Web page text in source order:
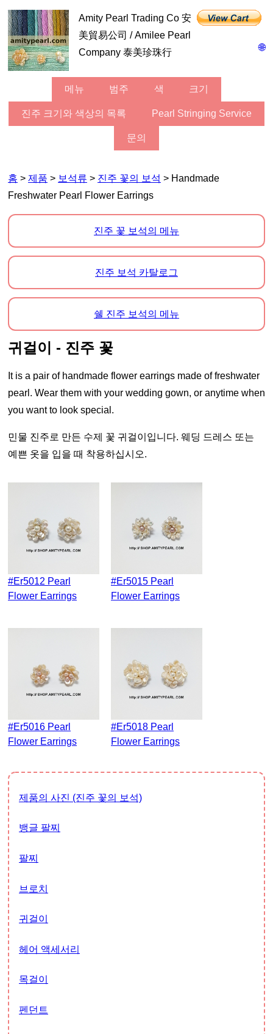
🌐
Amity Pearl Trading Co 安
美貿易公司 / Amilee Pearl
Company 泰美珍珠行
메뉴 범주 색 크기
진주 크기와 색상의 목록 Pearl Stringing Service
문의
홈 > 제품 > 보석류 > 진주 꽃의 보석 > Handmade
Freshwater Pearl Flower Earrings
진주 꽃 보석의 메뉴
진주 보석 카탈로그
쉘 진주 보석의 메뉴
귀걸이 - 진주 꽃
pearl. Wear them with your wedding gown, or anytime when
you want to look special.
민물 진주로 만든 수제 꽃 귀걸이입니다. 웨딩 드레스 또는
예쁜 옷을 입을 때 착용하십시오.
#er5012 Pearl
Flower Earrings
#er5015 Pearl
Flower Earrings
#er5016 Pearl
Flower Earrings
#er5018 Pearl
Flower Earrings
제품의 사진 (진주 꽃의 보석)
뱅글 팔찌
팔찌
브로치
귀걸이
헤어 액세서리
목걸이
펜던트